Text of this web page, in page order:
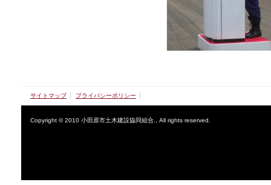
サイトマップ プライバシーポリシー
Copyright © 2010 小田原市土木建設協同組合., All rights reserved.